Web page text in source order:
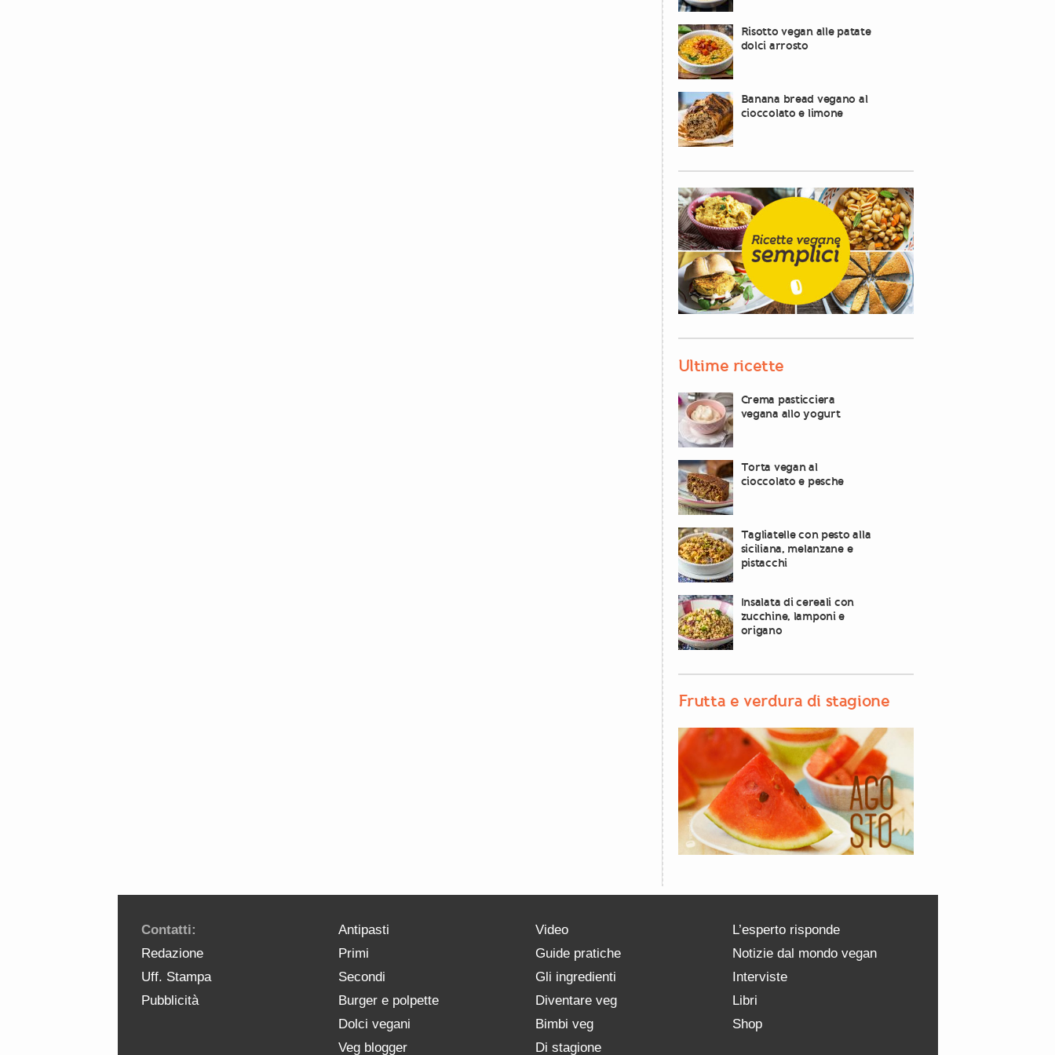
Risotto vegan alle patate
dolci arrosto
Banana bread vegano al
cioccolato e limone
Ultime ricette
Crema pasticciera
vegana allo yogurt
Torta vegan al
cioccolato e pesche
Tagliatelle con pesto alla
siciliana, melanzane e
pistacchi
Insalata di cereali con
zucchine, lamponi e
origano
Frutta e verdura di stagione
Contatti:
Redazione
Uff. Stampa
Pubblicità
Antipasti
Primi
Secondi
Burger e polpette
Dolci vegani
Veg blogger
Video
Guide pratiche
Gli ingredienti
Diventare veg
Bimbi veg
Di stagione
L’esperto risponde
Notizie dal mondo vegan
Interviste
Libri
Shop